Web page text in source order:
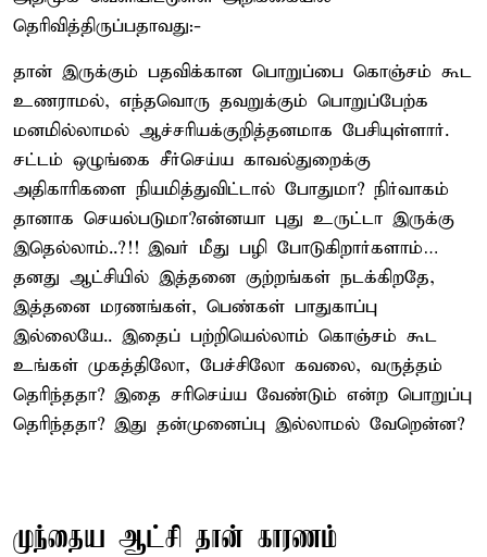
தெரிவித்திருப்பதாவது:-
தான் இருக்கும் பதவிக்கான பொறுப்பை கொஞ்சம் கூட
உணராமல், எந்தவொரு தவறுக்கும் பொறுப்பேற்க
மனமில்லாமல் ஆச்சரியக்குறித்தனமாக பேசியுள்ளார்.
சட்டம் ஒழுங்கை சீர்செய்ய காவல்துறைக்கு
அதிகாரிகளை நியமித்துவிட்டால் போதுமா? நிர்வாகம்
தானாக செயல்படுமா?என்னயா புது உருட்டா இருக்கு
இதெல்லாம்..?!! இவர் மீது பழி போடுகிறார்களாம்…
தனது ஆட்சியில் இத்தனை குற்றங்கள் நடக்கிறதே,
இத்தனை மரணங்கள், பெண்கள் பாதுகாப்பு
இல்லையே.. இதைப் பற்றியெல்லாம் கொஞ்சம் கூட
உங்கள் முகத்திலோ, பேச்சிலோ கவலை, வருத்தம்
தெரிந்ததா? இதை சரிசெய்ய வேண்டும் என்ற பொறுப்பு
தெரிந்ததா? இது தன்முனைப்பு இல்லாமல் வேறென்ன?
முந்தைய ஆட்சி தான் காரணம்